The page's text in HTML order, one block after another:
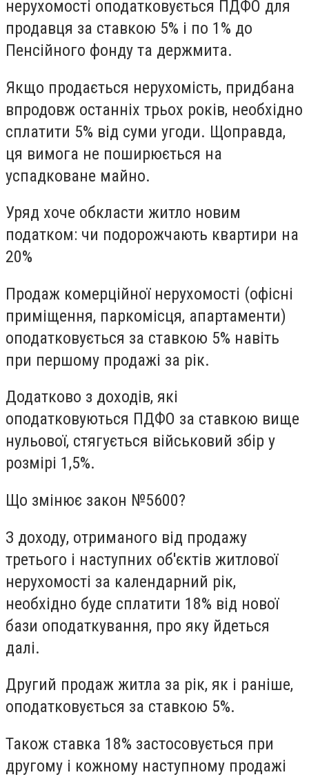
нерухомості оподатковується ПДФО для
продавця за ставкою 5% і по 1% до
Пенсійного фонду та держмита.
Якщо продається нерухомість, придбана
впродовж останніх трьох років, необхідно
сплатити 5% від суми угоди. Щоправда,
ця вимога не поширюється на
успадковане майно.
Уряд хоче обкласти житло новим
податком: чи подорожчають квартири на
20%
Продаж комерційної нерухомості (офісні
приміщення, паркомісця, апартаменти)
оподатковується за ставкою 5% навіть
при першому продажі за рік.
Додатково з доходів, які
оподатковуються ПДФО за ставкою вище
нульової, стягується військовий збір у
розмірі 1,5%.
Що змінює закон №5600?
З доходу, отриманого від продажу
третього і наступних об'єктів житлової
нерухомості за календарний рік,
необхідно буде сплатити 18% від нової
бази оподаткування, про яку йдеться
далі.
Другий продаж житла за рік, як і раніше,
оподатковується за ставкою 5%.
Також ставка 18% застосовується при
другому і кожному наступному продажі